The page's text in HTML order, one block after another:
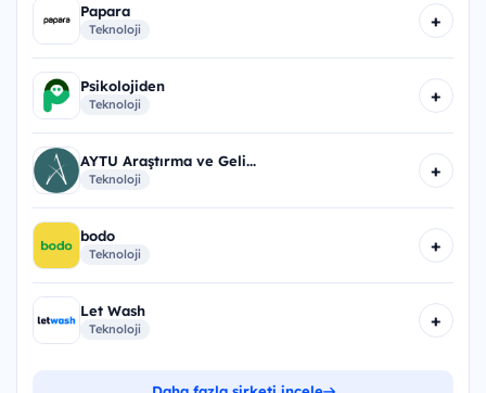
Papara
Teknoloji +
Psikolojiden
Teknoloji +
AYTU Araştırma ve Geli...
Teknoloji +
bodo
Teknoloji +
Let Wash
Teknoloji +